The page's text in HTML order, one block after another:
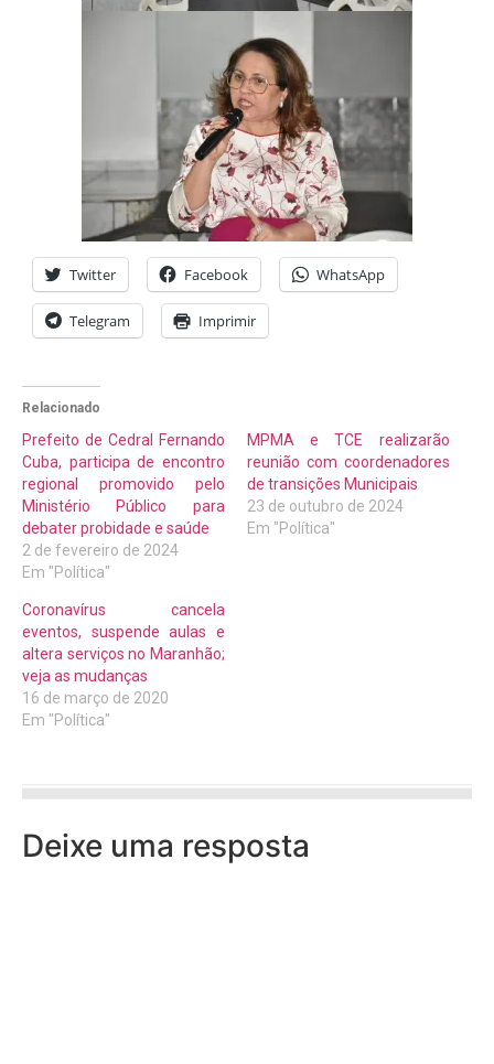
Twitter Facebook WhatsApp
Telegram Imprimir
Relacionado
Prefeito de Cedral Fernando
Cuba, participa de encontro
regional promovido pelo
Ministério Público para
debater probidade e saúde
2 de fevereiro de 2024
Em "Política"
MPMA e TCE realizarão
reunião com coordenadores
de transições Municipais
23 de outubro de 2024
Em "Política"
Coronavírus cancela
eventos, suspende aulas e
altera serviços no Maranhão;
veja as mudanças
16 de março de 2020
Em "Política"
Deixe uma resposta